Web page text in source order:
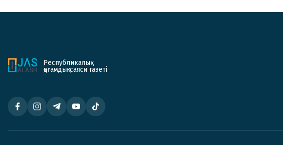
Республикалық
қоғамдық-саяси газеті